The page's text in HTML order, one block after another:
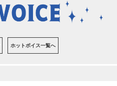
ホットボイス一覧へ